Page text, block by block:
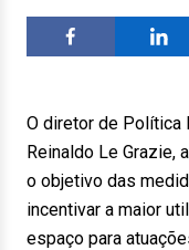
O diretor de Política
Reinaldo Le Grazie,
o objetivo das
incentivar a maior
espaço para